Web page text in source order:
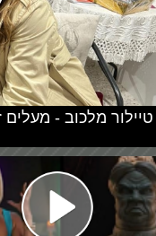
טיילור מלכוב - מעלים